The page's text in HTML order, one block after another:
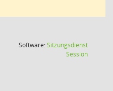
Software:Sitzungsdienst
Session(Wird in